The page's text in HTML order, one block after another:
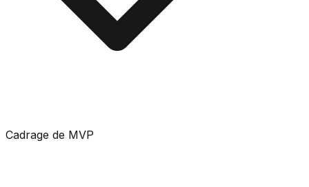
Cadrage de MVP